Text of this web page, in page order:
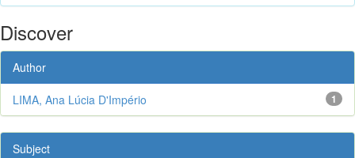
Discover
Author
1
LIMA, Ana Lúcia D'Império
Subject